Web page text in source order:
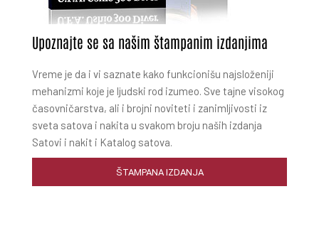
Upoznajte se sa našim štampanim izdanjima
Vreme je da i vi saznate kako funkcionišu najsloženiji
mehanizmi koje je ljudski rod izumeo. Sve tajne visokog
časovničarstva, ali i brojni noviteti i zanimljivosti iz
sveta satova i nakita u svakom broju naših izdanja
Satovi i nakit i Katalog satova.
ŠTAMPANA IZDANJA